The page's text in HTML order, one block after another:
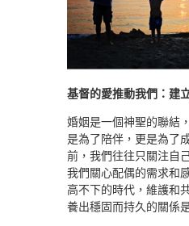
基督的愛推動我們：建
婚姻是一個神聖的聯結
是為了陪伴，更是為了
前，我們往往只關注自
我們關心配偶的需求和
高不下的時代，維護和
養出穩固而持久的關係